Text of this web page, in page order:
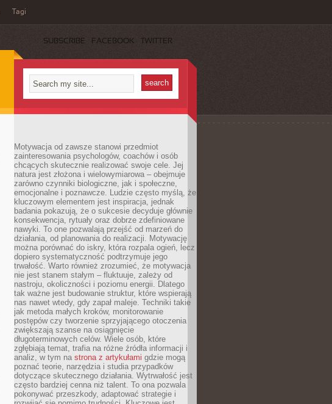
Tagi
SUBSCRIBE FACEBOOK TWITTER
Motywacja od zawsze stanowi przedmiot
zainteresowania psychologów, coachów i osób
chcących skutecznie realizować swoje cele. Jej
natura jest złożona i wielowymiarowa – obejmuje
zarówno czynniki biologiczne, jak i społeczne,
emocjonalne i poznawcze. Ludzie często myślą, że
kluczowym elementem jest inspiracja, jednak
badania pokazują, że o sukcesie decyduje głównie
konsekwencja, rytuały oraz dobrze zdefiniowane
nawyki. To one pozwalają przejść od marzeń do
działania, od planowania do realizacji. Motywację
można porównać do iskry, która rozpala ogień, lecz
dopiero systematyczność podtrzymuje jego
trwałość. Warto również zrozumieć, że motywacja
nie jest stanem stałym – fluktuuje, zależy od
nastroju, okoliczności i poziomu energii. Dlatego
tak ważne jest budowanie struktur, które wspierają
nas nawet wtedy, gdy zapał maleje. Techniki takie
jak metoda małych kroków, monitorowanie
postępów czy tworzenie sprzyjającego otoczenia
zwiększają szanse na osiągnięcie
długoterminowych celów. Wiele osób, które
zgłębiają temat, trafia na różne źródła informacji i
analiz, w tym na strona z artykułami gdzie mogą
poznać teorie, narzędzia i studia przypadków
dotyczące skutecznego działania. Wytrwałość jest
często bardziej cenna niż talent. To ona pozwala
pokonywać przeszkody, adaptować strategie i